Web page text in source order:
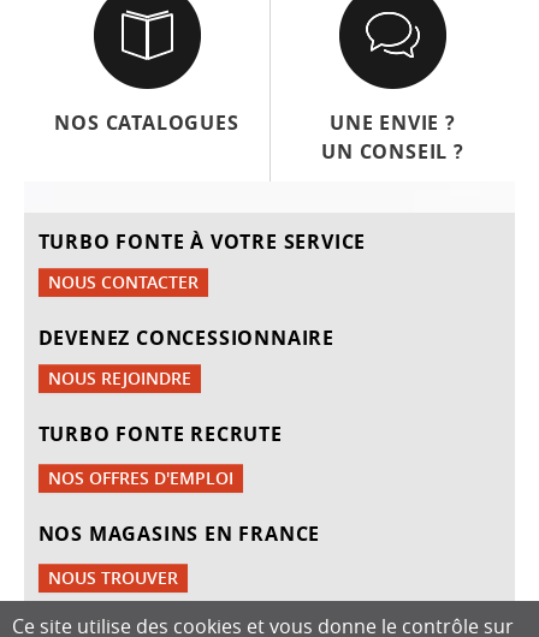
NOS CATALOGUES
UNE ENVIE ?
UN CONSEIL ?
TURBO FONTE À VOTRE SERVICE
NOUS CONTACTER
DEVENEZ CONCESSIONNAIRE
NOUS REJOINDRE
TURBO FONTE RECRUTE
NOS OFFRES D'EMPLOI
NOS MAGASINS EN FRANCE
NOUS TROUVER
Ce site utilise des cookies et vous donne le contrôle sur